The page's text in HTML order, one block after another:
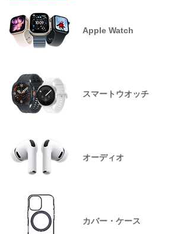
Apple Watch
スマートウオッチ
オーディオ
カバー・ケース